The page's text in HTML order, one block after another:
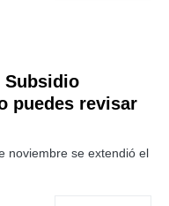
Subsidio
puedes revisar
noviembre se extendió el